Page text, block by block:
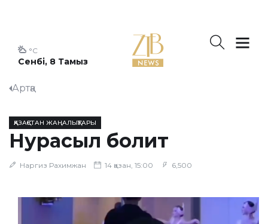
Сенбі, 8 Тамыз
°C
Артқа
ҚАЗАҚСТАН ЖАҢАЛЫҚТАРЫ
Нурасыл болит
Наргиз Рахимжан 14 қазан, 15:00 6,500